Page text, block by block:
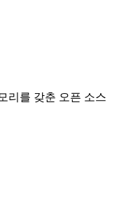
리를 갖춘 오픈 소스